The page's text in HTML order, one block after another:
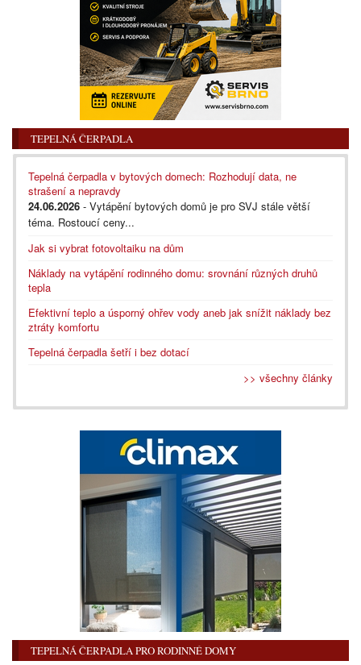
TEPELNÁ ČERPADLA
Tepelná čerpadla v bytových domech: Rozhodují data, ne
strašení a nepravdy
24.06.2026 - Vytápění bytových domů je pro SVJ stále větší
téma. Rostoucí ceny...
Jak si vybrat fotovoltaiku na dům
Náklady na vytápění rodinného domu: srovnání různých druhů
tepla
Efektivní teplo a úsporný ohřev vody aneb jak snížit náklady bez
ztráty komfortu
Tepelná čerpadla šetří i bez dotací
>> všechny články
TEPELNÁ ČERPADLA PRO RODINNÉ DOMY